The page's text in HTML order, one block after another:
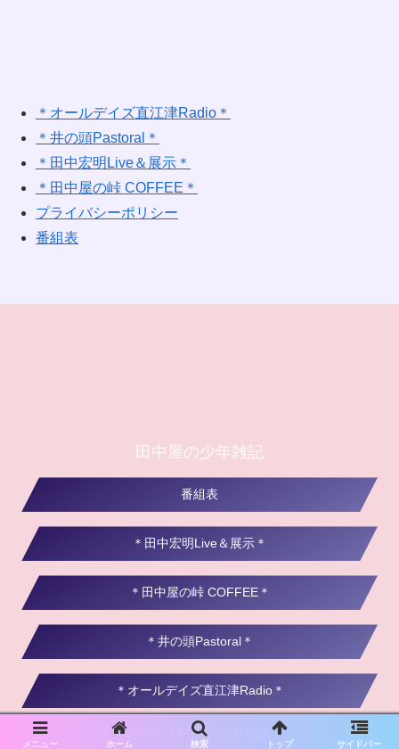
＊オールデイズ直江津Radio＊
＊井の頭Pastoral＊
＊田中宏明Live＆展示＊
＊田中屋の峠 COFFEE＊
プライバシーポリシー
番組表
田中屋の少年雑記
番組表
＊田中宏明Live＆展示＊
＊田中屋の峠 COFFEE＊
＊井の頭Pastoral＊
＊オールデイズ直江津Radio＊
© 2021 田中屋の少年雑記.
メニュー ホーム 検索 トップ サイドバー